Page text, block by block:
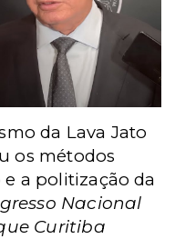
da Lava Jato
os métodos
a politização da
Nacional
Curitiba